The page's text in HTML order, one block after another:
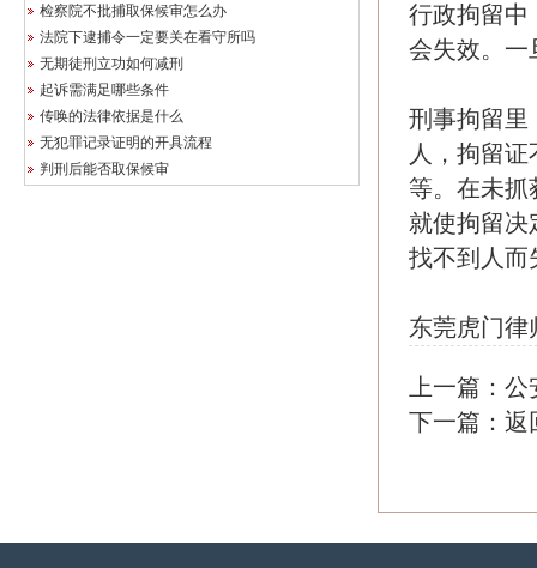
检察院不批捕取保候审怎么办
法院下逮捕令一定要关在看守所吗
无期徒刑立功如何减刑
起诉需满足哪些条件
传唤的法律依据是什么
无犯罪记录证明的开具流程
判刑后能否取保候审
行政拘留中
会失效。一
刑事拘留里
人，拘留
等。在未抓
就使拘留决
找不到人而
东莞虎门律
上一篇： 公
下一篇： 返